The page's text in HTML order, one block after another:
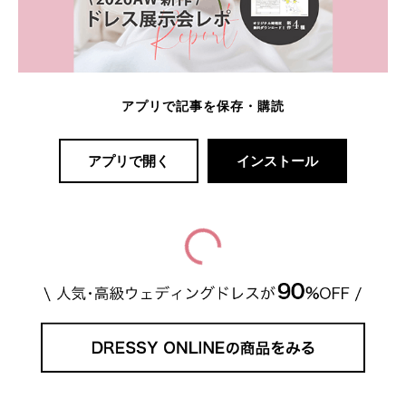
アプリで記事を保存・購読
アプリで開く インストール